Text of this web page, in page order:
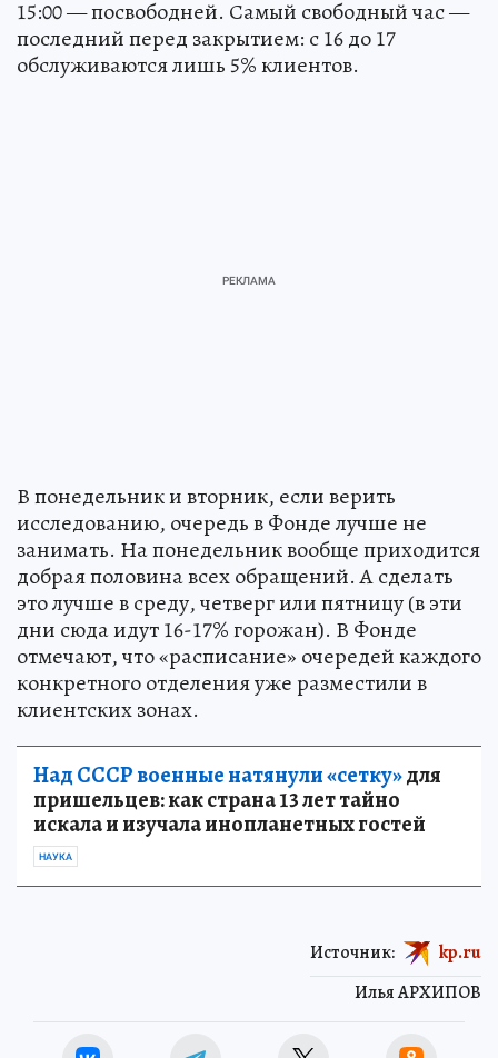
15:00 — посвободней. Самый свободный час —
последний перед закрытием: с 16 до 17
обслуживаются лишь 5% клиентов.
В понедельник и вторник, если верить
исследованию, очередь в Фонде лучше не
занимать. На понедельник вообще приходится
добрая половина всех обращений. А сделать
это лучше в среду, четверг или пятницу (в эти
дни сюда идут 16-17% горожан). В Фонде
отмечают, что «расписание» очередей каждого
конкретного отделения уже разместили в
клиентских зонах.
Над СССР военные натянули «сетку»для
пришельцев: как страна 13 лет тайно
искала и изучала инопланетных гостей
НАУКА
Илья АРХИПОВ
Источник: kp.ru